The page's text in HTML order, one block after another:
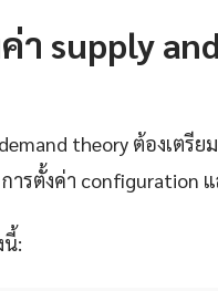
า supply
theory ต้องเต
ารตั้งค่า configuration
: